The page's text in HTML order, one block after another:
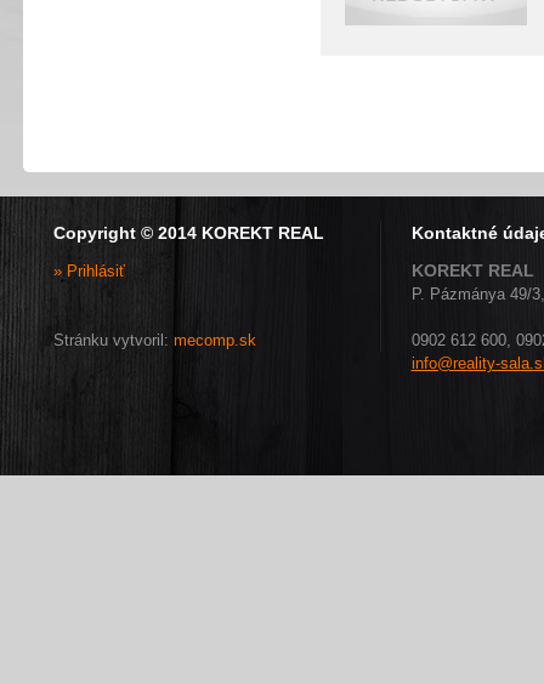
Copyright © 2014 KOREKT REAL
» Prihlásiť
Stránku vytvoril: mecomp.sk
Kontaktné
KOREKT REAL
P. Pázmánya 49/
0902 612 600,
info@reality-